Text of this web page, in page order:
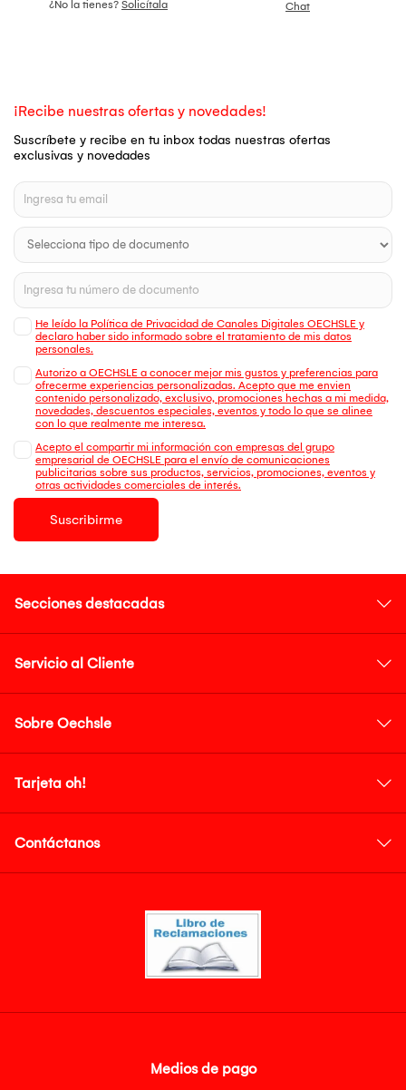
¿No la tienes? Solicítala
Chat
¡Recibe nuestras ofertas y novedades!
Suscríbete y recibe en tu inbox todas nuestras ofertas
exclusivas y novedades
He leído la Política de Privacidad de Canales Digitales OECHSLE y
declaro haber sido informado sobre el tratamiento de mis datos
personales.
Autorizo a OECHSLE a conocer mejor mis gustos y preferencias para
ofrecerme experiencias personalizadas. Acepto que me envien
contenido personalizado, exclusivo, promociones hechas a mi medida,
novedades, descuentos especiales, eventos y todo lo que se alinee
con lo que realmente me interesa.
Acepto el compartir mi información con empresas del grupo
empresarial de OECHSLE para el envío de comunicaciones
publicitarias sobre sus productos, servicios, promociones, eventos y
otras actividades comerciales de interés.
Suscribirme
Secciones destacadas
Servicio al Cliente
Sobre Oechsle
Tarjeta oh!
Contáctanos
Medios de pago